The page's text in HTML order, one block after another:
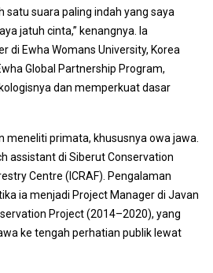
satu suara paling indah yang saya
jatuh cinta,” kenangnya. Ia
di Ewha Womans University, Korea
Global Partnership Program,
dan memperkuat dasar
meneliti primata, khususnya owa jawa.
assistant di Siberut Conservation
Centre (ICRAF). Pengalaman
ia menjadi Project Manager di Javan
Project (2014–2020), yang
ke tengah perhatian publik lewat